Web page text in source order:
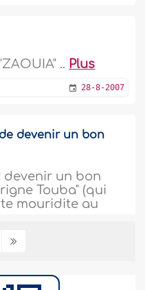
.. Plus
28-8-2007
devenir un bon
devenir un bon
Touba" (qui
mouridite au